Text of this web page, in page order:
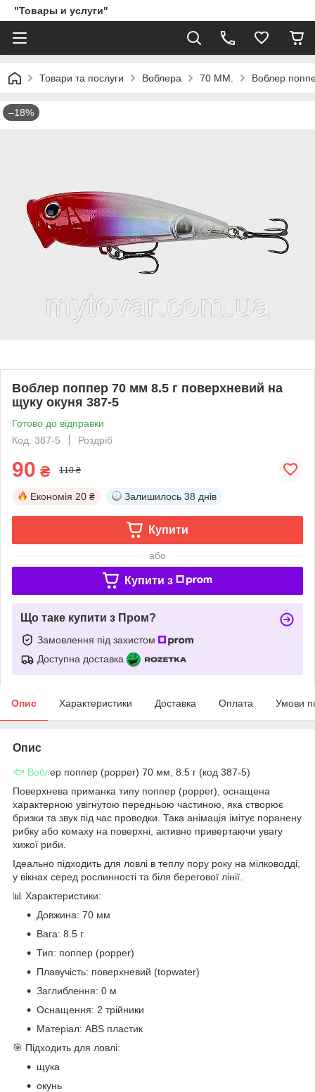
"Товары и услуги"
Товари та послуги Воблера 70 ММ. Воблер
–18%
Воблер поппер 70 мм 8.5 г поверхневий на
щуку окуня 387-5
Готово до відправки
Код: 387-5
Роздріб
90 ₴ 110 ₴
Економія 20 ₴ Залишилось 38 днів
Купити
або
Купити з
Що таке купити з Пром?
Замовлення під захистом
Доступна доставка
Опис Характеристики Доставка Оплата Умови
Опис
🐟 Воблер поппер (popper) 70 мм, 8.5 г (код 387-5)
Поверхнева приманка типу поппер (popper), оснащена
характерною увігнутою передньою частиною, яка створює
бризки та звук під час проводки. Така анімація імітує поранену
рибку або комаху на поверхні, активно привертаючи увагу
хижої риби.
Ідеально підходить для ловлі в теплу пору року на мілководді,
у вікнах серед рослинності та біля берегової лінії.
📊 Характеристики:
Довжина: 70 мм
Вага: 8.5 г
Тип: поппер (popper)
Плавучість: поверхневий (topwater)
Заглиблення: 0 м
Оснащення: 2 трійники
Матеріал: ABS пластик
🎯 Підходить для ловлі:
щука
окунь